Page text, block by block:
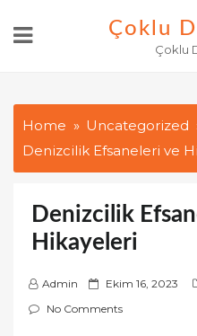
Çoklu
Çoklu
Home
Uncategorized
Denizcilik Efsaneleri ve
Denizcilik
Hikayeleri
Admin
P
o
Ekim 16, 2023
No Comments